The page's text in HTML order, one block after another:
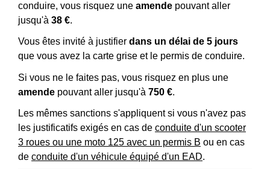
conduire, vous risquez une amende pouvant aller
jusqu'à 38 €.
Vous êtes invité à justifier dans un délai de 5 jours
que vous avez la carte grise et le permis de conduire.
Si vous ne le faites pas, vous risquez en plus une
amende pouvant aller jusqu'à 750 €.
Les mêmes sanctions s'appliquent si vous n'avez pas
les justificatifs exigés en cas de conduite d'un scooter
3 roues ou une moto 125 avec un permis B ou en cas
de conduite d'un véhicule équipé d'un EAD.